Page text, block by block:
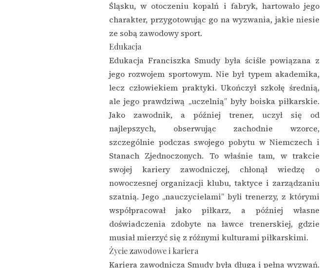
Śląsku, w otoczeniu kopalń i fabryk, hartowało jego
charakter, przygotowując go na wyzwania, jakie niesie
ze sobą zawodowy sport.
Edukacja
Edukacja Franciszka Smudy była ściśle powiązana z
jego rozwojem sportowym. Nie był typem akademika,
lecz człowiekiem praktyki. Ukończył szkołę średnią,
ale jego prawdziwą „uczelnią” były boiska piłkarskie.
Jako zawodnik, a później trener, uczył się od
najlepszych, obserwując zachodnie wzorce,
szczególnie podczas swojego pobytu w Niemczech i
Stanach Zjednoczonych. To właśnie tam, w trakcie
swojej kariery zawodniczej, chłonął wiedzę o
nowoczesnej organizacji klubu, taktyce i zarządzaniu
szatnią. Jego „nauczycielami” byli trenerzy, z którymi
współpracował jako piłkarz, a później własne
doświadczenia zdobyte na ławce trenerskiej, gdzie
musiał mierzyć się z różnymi kulturami piłkarskimi.
Życie zawodowe i kariera
Kariera zawodnicza Smudy była długa i pełna wyzwań.